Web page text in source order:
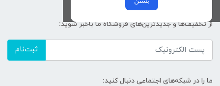
از تخفیف‌ها و جدیدترین‌های فروشگاه ما باخبر شوید:
ثبت‌نام
ما را در شبکه‌های اجتماعی دنبال کنید: